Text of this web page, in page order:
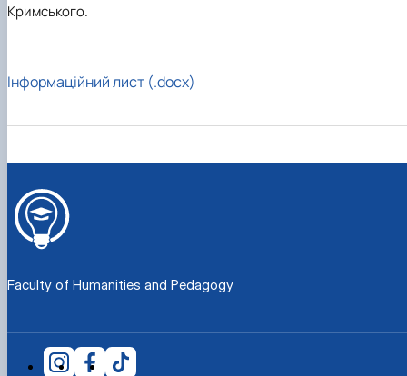
Кримського.
Інформаційний лист (.docx)
Faculty of Humanities and Pedagogy